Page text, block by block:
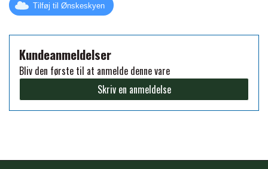
PREMIER EQUINE SADLER
PREMIER EQUINE SADEL TILBEHØR
PREMIER EQUINE SADELUNDERLAG
FORAN EQUINE
GP TACK
HAPPY MOUTH
Tilføj til Ønskeskyen
Kundeanmeldelser
Bliv den første til at anmelde denne vare
Skriv en anmeldelse